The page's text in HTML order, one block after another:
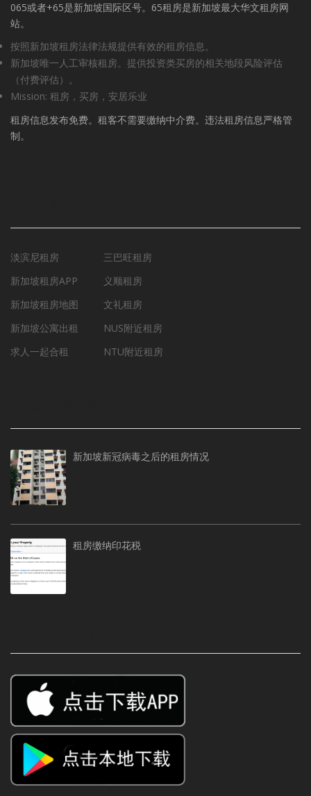
065或者+65是新加坡国际区号。65租房是新加坡最大华文租房网
站。
按照新加坡租房法律法规提供有效的租房信息。
新加坡唯一人工审核租房。提供投资类买房的相关地段风险评估
（付费评估）。
Mission: 租房，买房，安居乐业
租房信息发布免费。租客不需要缴纳中介费。违法租房信息严格管
制。
淡滨尼租房
新加坡租房APP
新加坡租房地图
新加坡公寓出租
求人一起合租
三巴旺租房
义顺租房
文礼租房
NUS附近租房
NTU附近租房
新加坡新冠病毒之后的租房情况
租房缴纳印花税